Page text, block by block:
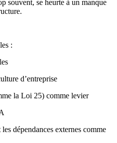
souvent, se heurte à un manque
:
d’entreprise
la Loi 25) comme levier
dépendances externes comme